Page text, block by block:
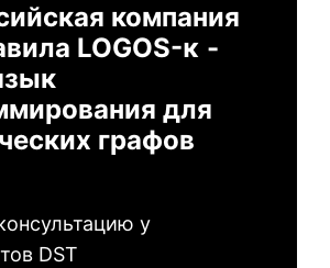
компания
LOGOS-κ -
для
графов
у
DST